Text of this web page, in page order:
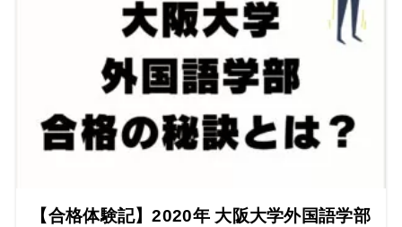
【合格体験記】2020年 大阪大学外国語学部